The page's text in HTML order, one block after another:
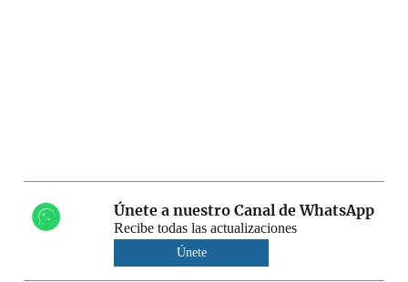
Únete a nuestro Canal de WhatsApp
Recibe todas las actualizaciones
Únete